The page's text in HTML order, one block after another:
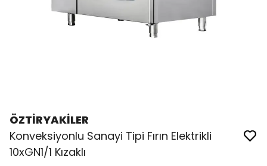
ÖZTİRYAKİLER
Konveksiyonlu Sanayi Tipi Fırın Elektrikli
10xGN1/1 Kızaklı